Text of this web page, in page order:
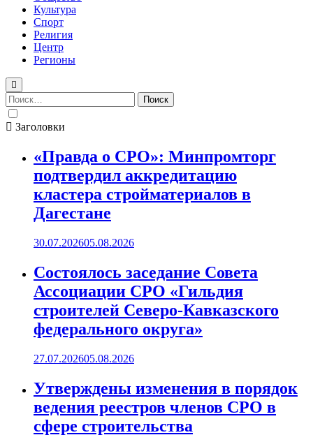
Культура
Спорт
Религия
Центр
Регионы
Найти:
Заголовки
«Правда о СРО»: Минпромторг
подтвердил аккредитацию
кластера стройматериалов в
Дагестане
30.07.202605.08.2026
Состоялось заседание Совета
Ассоциации СРО «Гильдия
строителей Северо-Кавказского
федерального округа»
27.07.202605.08.2026
Утверждены изменения в порядок
ведения реестров членов СРО в
сфере строительства